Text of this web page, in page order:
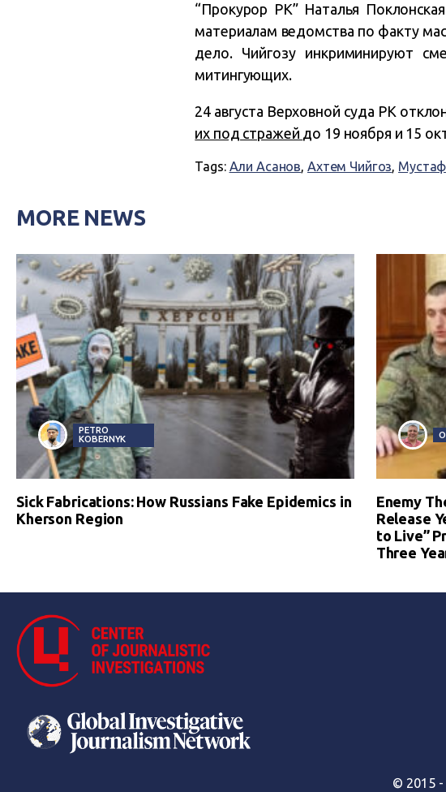
“Прокурор РК” Наталья
материалам ведомства по факту
дело. Чийгозу инкриминируют
митингующих.
24 августа Верховной суда РК
их под стражей до 19 ноября и 15
Tags: Али Асанов, Ахтем Чийгоз,
MORE NEWS
PETRO
KOBERNYK
Sick Fabrications: How Russians Fake Epidemics in
Kherson Region
Enemy
Release
to Live”
Three
© 2015